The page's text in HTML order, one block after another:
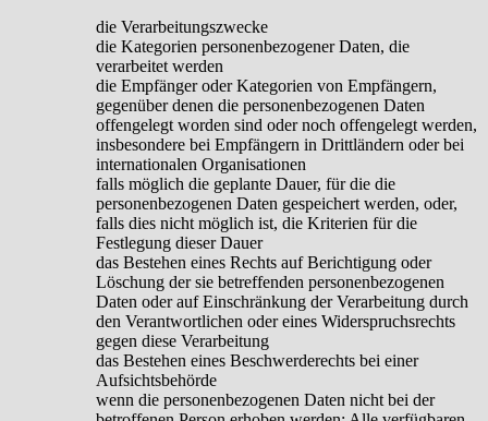
die Verarbeitungszwecke
die Kategorien personenbezogener Daten, die
verarbeitet werden
die Empfänger oder Kategorien von Empfängern,
gegenüber denen die personenbezogenen Daten
offengelegt worden sind oder noch offengelegt werden,
insbesondere bei Empfängern in Drittländern oder bei
internationalen Organisationen
falls möglich die geplante Dauer, für die die
personenbezogenen Daten gespeichert werden, oder,
falls dies nicht möglich ist, die Kriterien für die
Festlegung dieser Dauer
das Bestehen eines Rechts auf Berichtigung oder
Löschung der sie betreffenden personenbezogenen
Daten oder auf Einschränkung der Verarbeitung durch
den Verantwortlichen oder eines Widerspruchsrechts
gegen diese Verarbeitung
das Bestehen eines Beschwerderechts bei einer
Aufsichtsbehörde
wenn die personenbezogenen Daten nicht bei der